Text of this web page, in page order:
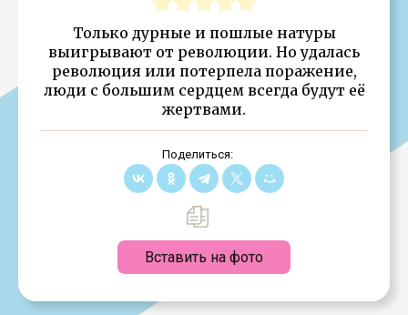
Только дурные и пошлые натуры
выигрывают от революции. Но удалась
революция или потерпела поражение,
люди с большим сердцем всегда будут её
жертвами.
Поделиться:
Вставить на фото